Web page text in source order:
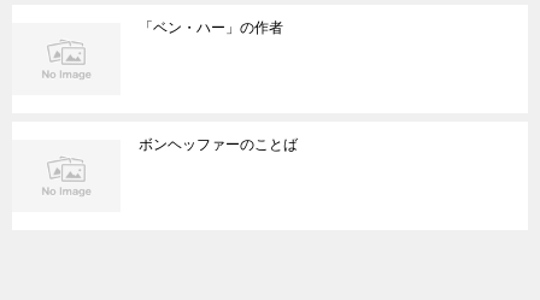
「ベン・ハー」の作者
ボンヘッファーのことば